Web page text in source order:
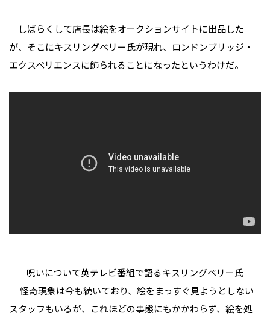
しばらくして店長は絵をオークションサイトに出品した
が、そこにキスリングベリー氏が現れ、ロンドンブリッジ・
エクスペリエンスに飾られることになったというわけだ。
呪いについて英テレビ番組で語るキスリングベリー氏
怪奇現象は今も続いており、絵をまっすぐ見ようとしない
スタッフもいるが、これほどの事態にもかかわらず、絵を処